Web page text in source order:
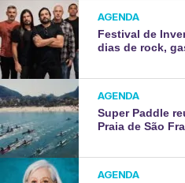
AGENDA
Festival de
dias de rock,
AGENDA
Super Paddle
Praia de São
AGENDA